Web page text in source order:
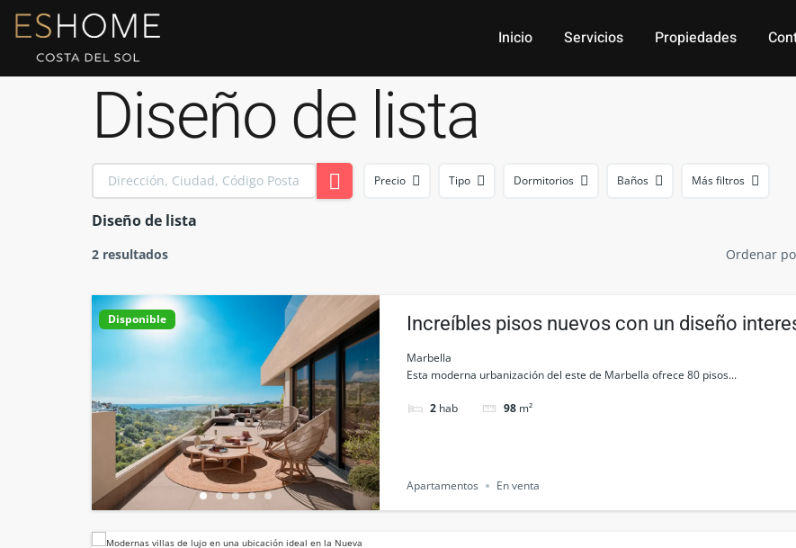
Inicio Servicios Propiedades
Diseño de lista
Precio Tipo Dormitorios Baños Más filtros
Diseño de lista
2 resultados Ordenar
Disponible
Increíbles pisos nuevos con un diseño
un entorno natural, Marbella
Marbella
Esta moderna urbanización del este de Marbella ofrece 80 pisos...
2 hab 98 m²
Apartamentos En venta